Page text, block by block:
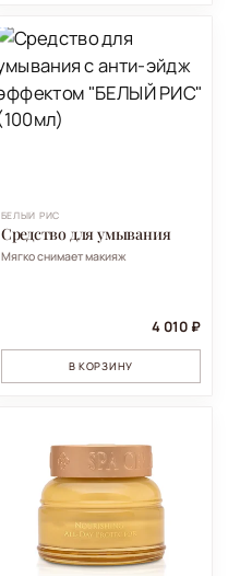
БЕЛЫЙ РИС
Средство для умывания
Мягко снимает макияж
4 010 ₽
В КОРЗИНУ